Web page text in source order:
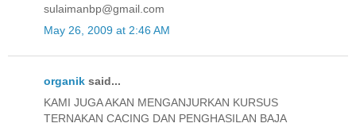
sulaimanbp@gmail.com
May 26, 2009 at 2:46 AM
organik said...
KAMI JUGA AKAN MENGANJURKAN KURSUS
TERNAKAN CACING DAN PENGHASILAN BAJA